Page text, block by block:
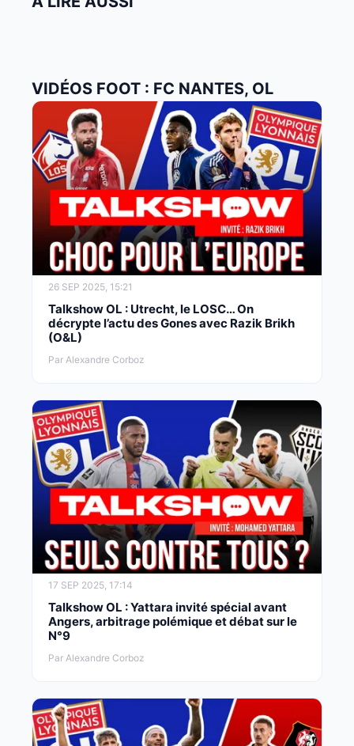
VIDÉOS FOOT : FC NANTES, OL
26 SEP 2025, 15:21
Talkshow OL : Utrecht, le LOSC… On
décrypte l’actu des Gones avec Razik Brikh
(O&L)
Par Alexandre Corboz
17 SEP 2025, 17:14
Talkshow OL : Yattara invité spécial avant
Angers, arbitrage polémique et débat sur le
N°9
Par Alexandre Corboz